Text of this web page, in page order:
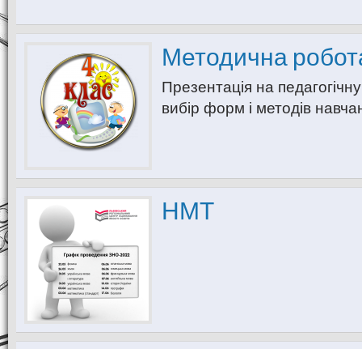
Методична
Презентація на
вибір форм і методів
НМТ